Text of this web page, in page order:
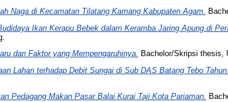
Naga di Kecamatan Tilatang Kamang Kabupaten Agam.
Ikan Kerapu Bebek dalam Keramba Jaring Apung di
dan Faktor yang Mempengaruhinya. Bachelor/Skripsi thesis,
Lahan terhadap Debit Sungai di Sub DAS Batang Tebo Tahun
Pedagang Makan Pasar Balai Kurai Taji Kota Pariaman.